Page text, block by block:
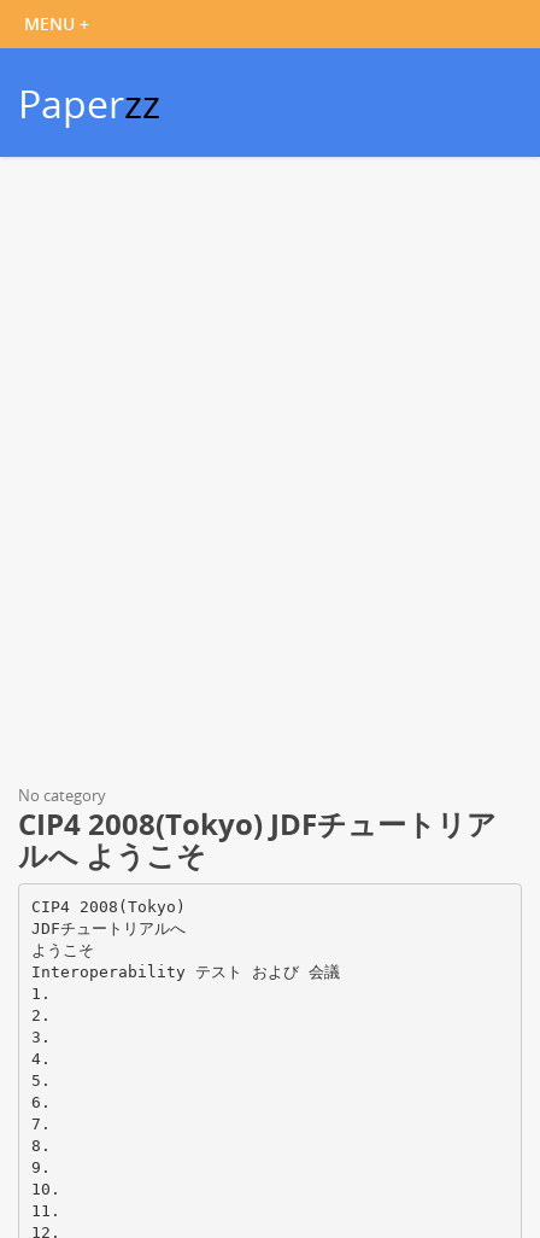
Paperzz
No category
CIP4 2008(Tokyo) JDFチュートリア
ルへ ようこそ
CIP4 2008(Tokyo)
JDFチュートリアルへ
ようこそ
Interoperability テスト および 会議
1.
2.
3.
4.
5.
6.
7.
8.
9.
10.
11.
12.